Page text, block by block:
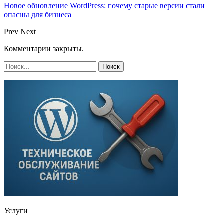
Новое обновление WordPress: почему старые версии стали
опасны для бизнеса
Prev Next
Комментарии закрыты.
Услуги